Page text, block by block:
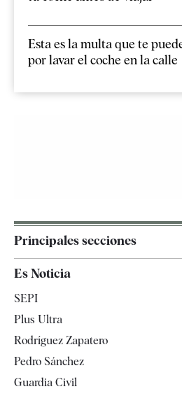
Esta es la multa que te
por lavar el coche en la calle
Principales secciones
España
Televisión
Es Noticia
SEPI
Plus Ultra
Rodríguez Zapatero
Pedro Sánchez
Guardia Civil